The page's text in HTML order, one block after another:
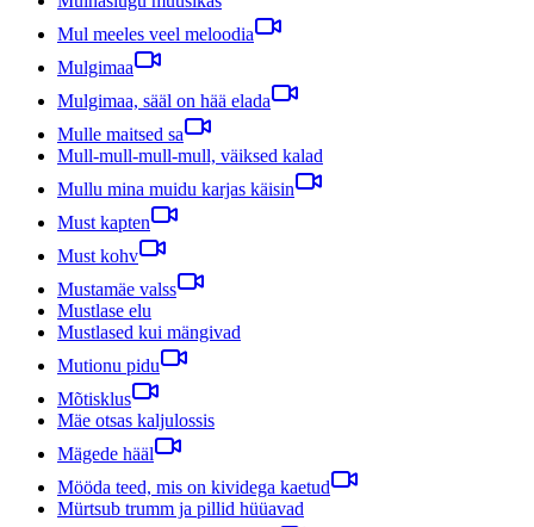
Mul meeles veel meloodia
Mulgimaa
Mulgimaa, sääl on hää elada
Mulle maitsed sa
Mull-mull-mull-mull, väiksed kalad
Mullu mina muidu karjas käisin
Must kapten
Must kohv
Mustamäe valss
Mustlase elu
Mustlased kui mängivad
Mutionu pidu
Mõtisklus
Mäe otsas kaljulossis
Mägede hääl
Mööda teed, mis on kividega kaetud
Mürtsub trumm ja pillid hüüavad